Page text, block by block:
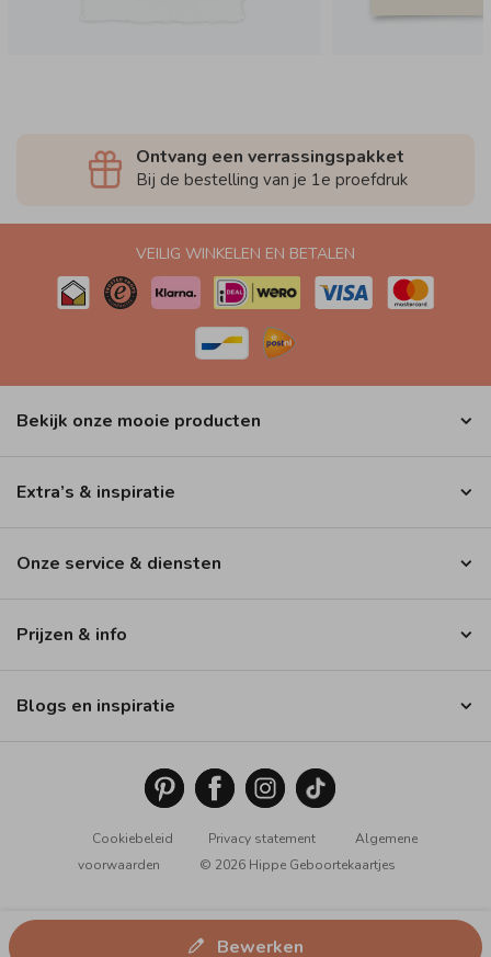
Bewerken
Ontvang een verrassingspakket
Bij de bestelling van je 1e proefdruk
VEILIG WINKELEN EN BETALEN
Bekijk onze mooie producten
Extra’s & inspiratie
Onze service & diensten
Prijzen & info
Blogs en inspiratie
Cookiebeleid Privacy statement
Algemene
voorwaarden
© 2026 Hippe Geboortekaartjes